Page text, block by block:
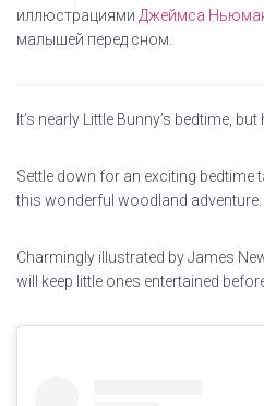
иллюстрациями Джеймса
малышей перед сном.
It’s nearly Little Bunny’s bedtime, but
Settle down for an exciting bedtime
this wonderful woodland adventure.
Charmingly illustrated by James
will keep little ones entertained